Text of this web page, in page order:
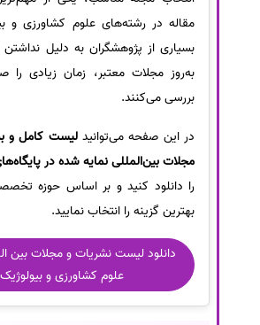
مقاله در رشته‌های علوم کشاورزی و
بسیاری از پژوهشگران به دلیل
به‌روز مجلات معتبر، زمان زیادی
بررسی می‌کنند.
در این صفحه می‌توانیدلیست کامل و
مجلات بین‌المللی نمایه شده در
را دانلود کنید و بر اساس حوزه
بهترین گزینه را انتخاب نمایید.
دانلود لیست نشریات و مجلات بین
علوم کشاورزی و بیولوژیک